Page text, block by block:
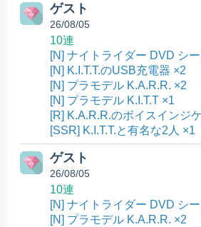
ゲスト
26/08/05
10連
[N] ナイトライダー DVD シ
[N] K.I.T.T.のUSB充電器 ×2
[N] プラモデル K.A.R.R. ×2
[N] プラモデル K.I.T.T ×1
[R] K.A.R.R.のボイスインジ
[SSR] K.I.T.T.と有名な2人 ×1
ゲスト
26/08/05
10連
[N] ナイトライダー DVD シ
[N] プラモデル K.A.R.R. ×2